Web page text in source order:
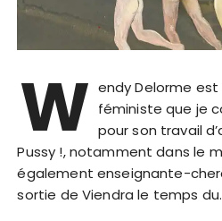
W endy Delorme
féministe que je
pour son travail
Pussy !, notamment dans le
également enseignante-
sortie de Viendra le temps